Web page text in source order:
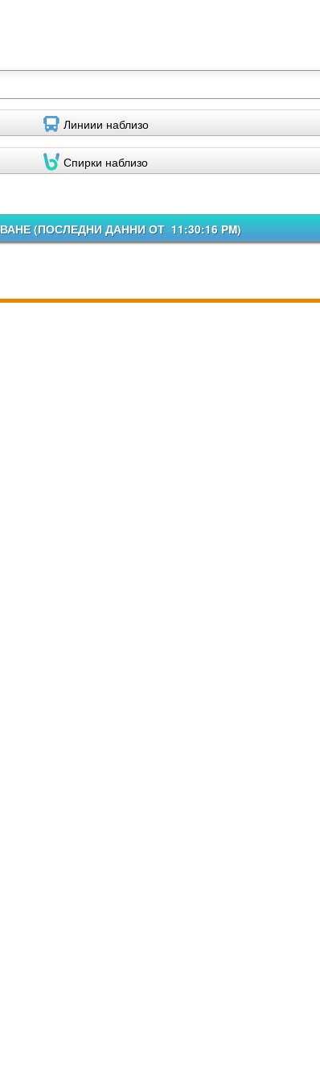
Линиии наблизо
Спирки наблизо
(ПОСЛЕДНИ ДАННИ ОТ 11:30:16 PM)